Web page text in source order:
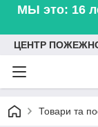
МЫ это: 16
ЦЕНТР
Товари та